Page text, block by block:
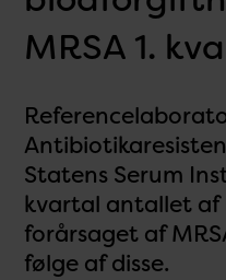
MRSA 1.
Statens Serum
kvartal antallet
forårsaget af
følge af disse.